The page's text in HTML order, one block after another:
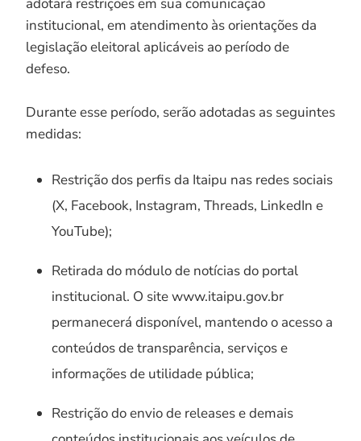
adotará restrições em sua comunicação
institucional, em atendimento às orientações da
legislação eleitoral aplicáveis ao período de
defeso.
Durante esse período, serão adotadas as seguintes
medidas:
Restrição dos perfis da Itaipu nas redes sociais
(X, Facebook, Instagram, Threads, LinkedIn e
YouTube);
Retirada do módulo de notícias do portal
institucional. O site www.itaipu.gov.br
permanecerá disponível, mantendo o acesso a
conteúdos de transparência, serviços e
informações de utilidade pública;
Restrição do envio de releases e demais